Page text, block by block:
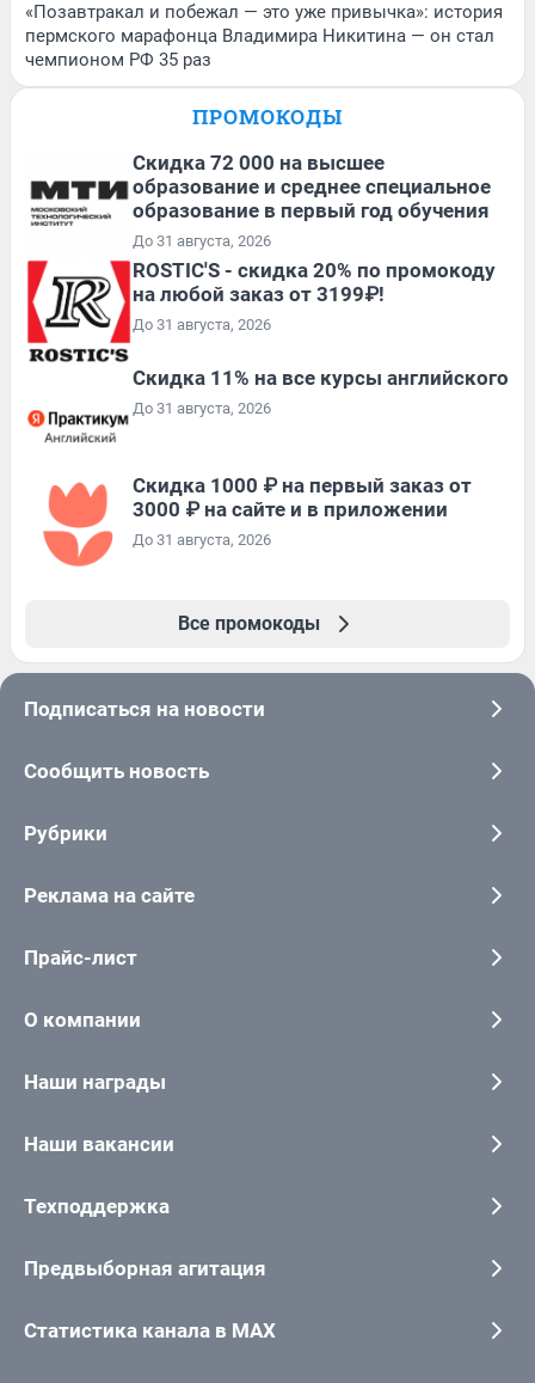
«Позавтракал и побежал — это уже привычка»: история
пермского марафонца Владимира Никитина — он стал
чемпионом РФ 35 раз
ПРОМОКОДЫ
Скидка 72 000 на высшее
образование и среднее специальное
образование в первый год обучения
До 31 августа, 2026
ROSTIC'S - скидка 20% по промокоду
на любой заказ от 3199₽!
До 31 августа, 2026
Скидка 11% на все курсы английского
До 31 августа, 2026
Скидка 1000 ₽ на первый заказ от
3000 ₽ на сайте и в приложении
До 31 августа, 2026
Все промокоды
Подписаться на новости
Сообщить новость
Рубрики
Реклама на сайте
Прайс-лист
О компании
Наши награды
Наши вакансии
Техподдержка
Предвыборная агитация
Статистика канала в MAX